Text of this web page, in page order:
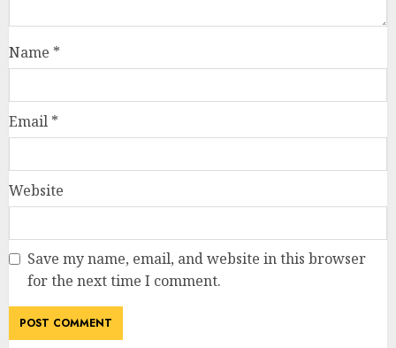
Name *
Email *
Website
Save my name, email, and website in this browser
for the next time I comment.